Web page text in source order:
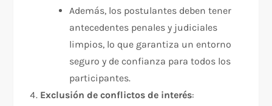
Además, los postulantes deben tener
antecedentes penales y judiciales
limpios, lo que garantiza un entorno
seguro y de confianza para todos los
participantes.
Exclusión de conflictos de interés: